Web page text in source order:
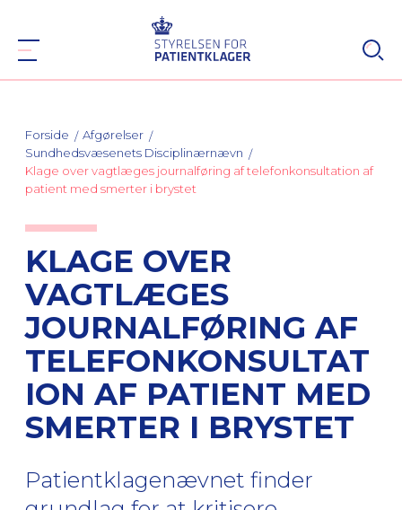
Forside
Afgørelser
Sundhedsvæsenets Disciplinærnævn
Klage over vagtlæges journalføring af telefonkonsultation af
patient med smerter i brystet
KLAGE OVER
VAGTLÆGES
JOURNALFØRING AF
TELEFONKONSULTAT
ION AF PATIENT MED
SMERTER I BRYSTET
Patientklagenævnet finder